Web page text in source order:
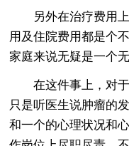
另外在治疗费用上
用及住院费用都是个
家庭来说无疑是一个
在这件事上，对于
只是听医生说肿瘤的
和一个的心理状况和